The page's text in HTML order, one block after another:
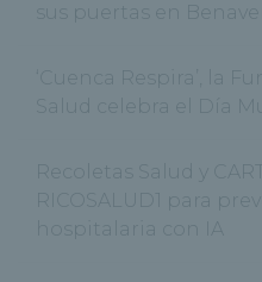
sus puertas en
‘Cuenca Respira’, la
Salud celebra el Día
Recoletas Salud y
RICOSALUD1 para
hospitalaria con IA